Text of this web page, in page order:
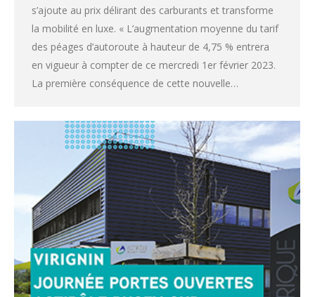
s’ajoute au prix délirant des carburants et transforme
la mobilité en luxe. « L’augmentation moyenne du tarif
des péages d’autoroute à hauteur de 4,75 % entrera
en vigueur à compter de ce mercredi 1er février 2023.
La première conséquence de cette nouvelle…